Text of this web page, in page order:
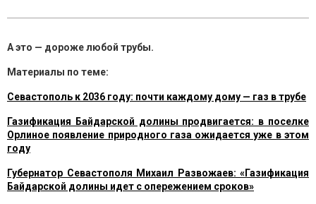
А это — дороже любой трубы.
Материалы по теме:
Севастополь к 2036 году: почти каждому дому — газ в трубе
Газификация Байдарской долины продвигается: в поселке
Орлиное появление природного газа ожидается уже в этом
году
Губернатор Севастополя Михаил Развожаев: «Газификация
Байдарской долины идет с опережением сроков»